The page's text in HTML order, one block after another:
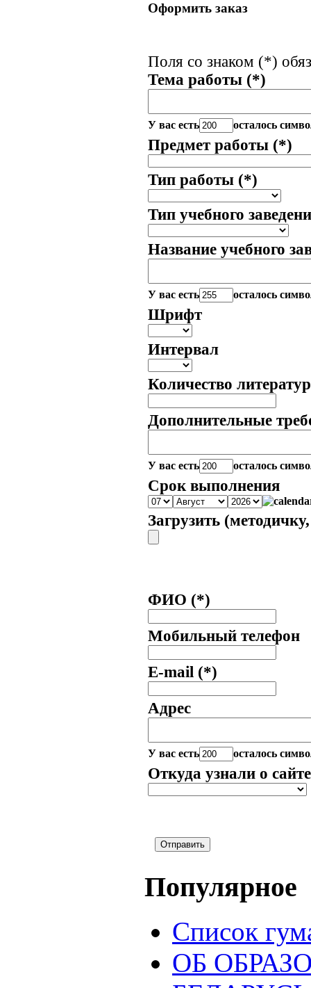
Оформить заказ
Поля со знаком (*)
Тема работы (*)
У вас есть осталось
Предмет работы (*)
Тип работы (*)
Тип учебного
Название учебного
У вас есть осталось
Шрифт
Интервал
Количество
Дополнительные
У вас есть осталось
Срок выполнения
Загрузить
ФИО (*)
Мобильный телефон
E-mail (*)
Адрес
У вас есть осталось
Откуда узнали о сайте
Популярное
Список
ОБ